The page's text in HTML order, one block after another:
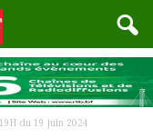
du 19 juin 2024